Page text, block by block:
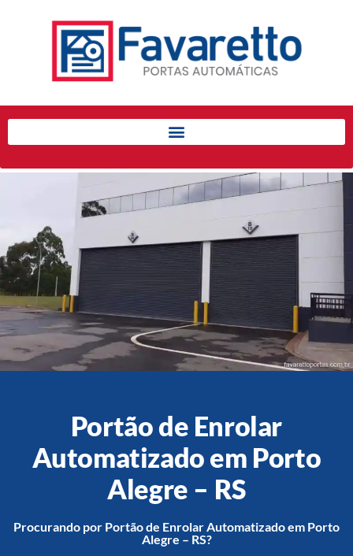
Início
Produtos
Porta de Enrolar Automática
Automatizadores
Acessórios Para Portas de
Enrolar
Pintura eletrostática
Portfólio
Contato
Acessórios
Automatização
Portão de Garagem de
Enrolar em Teresópolis – RJ
Portão de Enrolar
Automatizado em Porto
Alegre – RS
Procurando por Portão de Enrolar Automatizado em Porto
Alegre – RS?